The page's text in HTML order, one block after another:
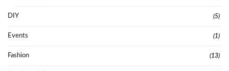
DIY (5)
Events (1)
Fashion (13)